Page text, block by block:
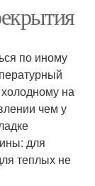
по иному
холодному на
чем у
для
теплых не